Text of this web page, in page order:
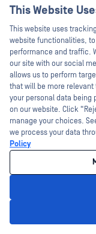
Hình 22. Thử nghiệm
đặt vào Startup
Khắc phục
Có thể giảm thiểu
This Website
This website uses
website functionalities,
performance and traffic.
our site with our social
allows us to perform
that will be more relevant
your personal data being
on our website. Click
manage your choices.
we process your data
Policy